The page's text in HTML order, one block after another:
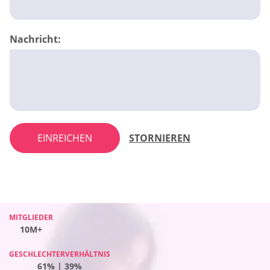
Nachricht:
EINREICHEN STORNIEREN
MITGLIEDER
10M+
GESCHLECHTERVERHÄLTNIS
48% | 52%
MITGLIEDER
10M+
GESCHLECHTERVERHÄLTNIS
61% | 39%
MITGLIEDER
10M+
GESCHLECHTERVERHÄLTNIS
53% | 47%
MITGLIEDER
10M+
GESCHLECHTERVERHÄLTNIS
57% | 43%